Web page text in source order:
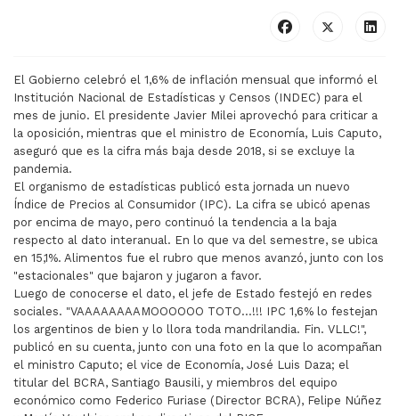
El Gobierno celebró el 1,6% de inflación mensual que informó el
Institución Nacional de Estadísticas y Censos (INDEC) para el
mes de junio. El presidente Javier Milei aprovechó para criticar a
la oposición, mientras que el ministro de Economía, Luis Caputo,
aseguró que es la cifra más baja desde 2018, si se excluye la
pandemia.
El organismo de estadísticas publicó esta jornada un nuevo
Índice de Precios al Consumidor (IPC). La cifra se ubicó apenas
por encima de mayo, pero continuó la tendencia a la baja
respecto al dato interanual. En lo que va del semestre, se ubica
en 15,1%. Alimentos fue el rubro que menos avanzó, junto con los
"estacionales" que bajaron y jugaron a favor.
Luego de conocerse el dato, el jefe de Estado festejó en redes
sociales. "VAAAAAAAAMOOOOOO TOTO...!!! IPC 1,6% lo festejan
los argentinos de bien y lo llora toda mandrilandia. Fin. VLLC!",
publicó en su cuenta, junto con una foto en la que lo acompañan
el ministro Caputo; el vice de Economía, José Luis Daza; el
titular del BCRA, Santiago Bausili, y miembros del equipo
económico como Federico Furiase (Director BCRA), Felipe Núñez